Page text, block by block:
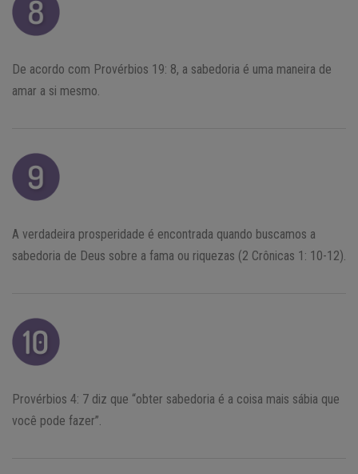
De acordo com Provérbios 19: 8, a sabedoria é uma maneira de
amar a si mesmo.
A verdadeira prosperidade é encontrada quando buscamos a
sabedoria de Deus sobre a fama ou riquezas (2 Crônicas 1: 10-12).
Provérbios 4: 7 diz que “obter sabedoria é a coisa mais sábia que
você pode fazer”.